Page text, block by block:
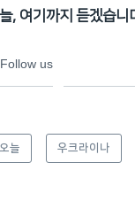
, 여기까지 듣겠습니
Follow us
늘 우크라이나